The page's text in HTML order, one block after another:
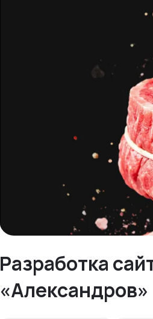
Разработка
«Александров»